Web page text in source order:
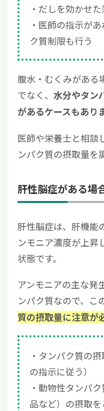
だしを効かせ
医師の指示が
ク質制限も行う
腹水・むくみがある
でなく、 水分やタン
があるケースもありま
医師や栄養士と相談
ンパク質の摂取量を
肝性脳症がある場
肝性脳症は、肝機能
ンモニア濃度が上昇
状態です。
アンモニアの主な発
ンパク質なので、こ
質の摂取量に注意が
タンパク質の
の指示に従う）
動物性タンパ
品など）の摂取を